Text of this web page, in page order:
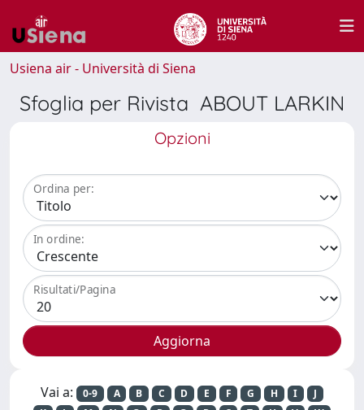
Usiena air - Università di Siena
Sfoglia per Rivista ABOUT LARKIN
Opzioni
Ordina per:
In ordine:
Risultati/Pagina
Vai a: 0-9 A B C D E F G H I
J